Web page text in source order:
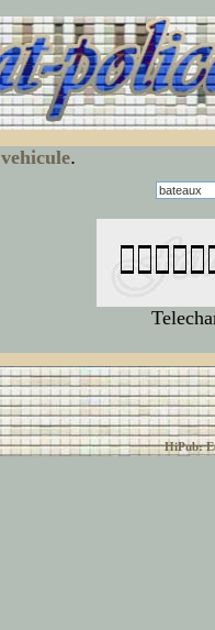
vehicule.
HiPub: